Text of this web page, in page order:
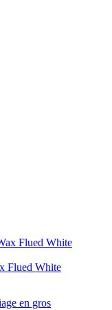
Flued White